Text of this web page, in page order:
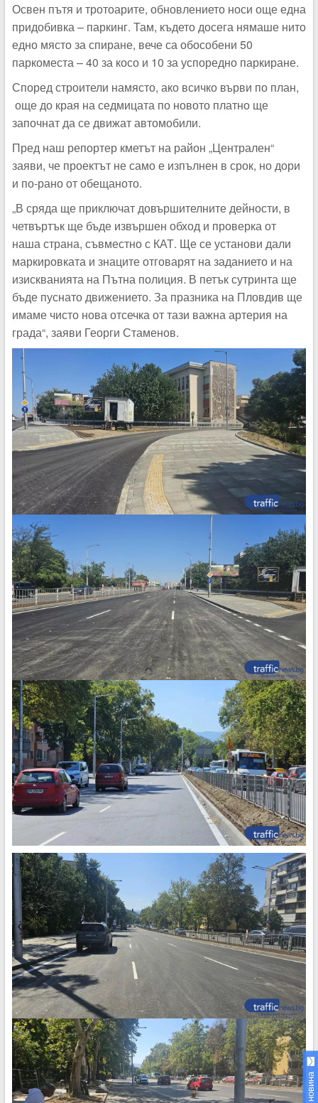
Освен пътя и тротоарите, обновлението носи още една
придобивка – паркинг. Там, където досега нямаше нито
едно място за спиране, вече са обособени 50
паркоместа – 40 за косо и 10 за успоредно паркиране.
Според строители намясто, ако всичко върви по план,
още до края на седмицата по новото платно ще
започнат да се движат автомобили.
Пред наш репортер кметът на район „Централен“
заяви, че проектът не само е изпълнен в срок, но дори
и по-рано от обещаното.
„В сряда ще приключат довършителните дейности, в
четвъртък ще бъде извършен обход и проверка от
наша страна, съвместно с КАТ. Ще се установи дали
маркировката и знаците отговарят на заданието и на
изискванията на Пътна полиция. В петък сутринта ще
бъде пуснато движението. За празника на Пловдив ще
имаме чисто нова отсечка от тази важна артерия на
града“, заяви Георги Стаменов.